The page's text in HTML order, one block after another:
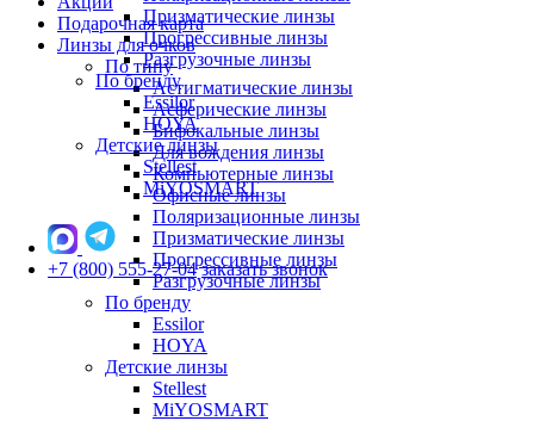
Подарочная карта
Линзы для очков
По типу
Астигматические линзы
Асферические линзы
Бифокальные линзы
Для вождения линзы
Компьютерные линзы
Офисные линзы
Поляризационные линзы
Призматические линзы
Прогрессивные линзы
Разгрузочные линзы
По бренду
Essilor
HOYA
Детские линзы
Stellest
MiYOSMART
Призматические линзы
Прогрессивные линзы
Разгрузочные линзы
По бренду
Essilor
HOYA
Детские линзы
Stellest
MiYOSMART
+7 (800) 555-27-04 заказать звонок